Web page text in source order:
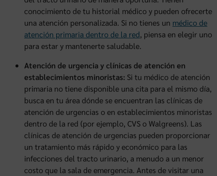
conocimiento de tu historial médico y pueden ofrecerte
una atención personalizada. Si no tienes un médico de
atención primaria dentro de la red, piensa en elegir uno
para estar y mantenerte saludable.
Atención de urgencia y clínicas de atención en
establecimientos minoristas: Si tu médico de atención
primaria no tiene disponible una cita para el mismo día,
busca en tu área dónde se encuentran las clínicas de
atención de urgencias o en establecimientos minoristas
dentro de la red (por ejemplo, CVS o Walgreens). Las
clínicas de atención de urgencias pueden proporcionar
un tratamiento más rápido y económico para las
infecciones del tracto urinario, a menudo a un menor
costo que la sala de emergencia. Antes de visitar una